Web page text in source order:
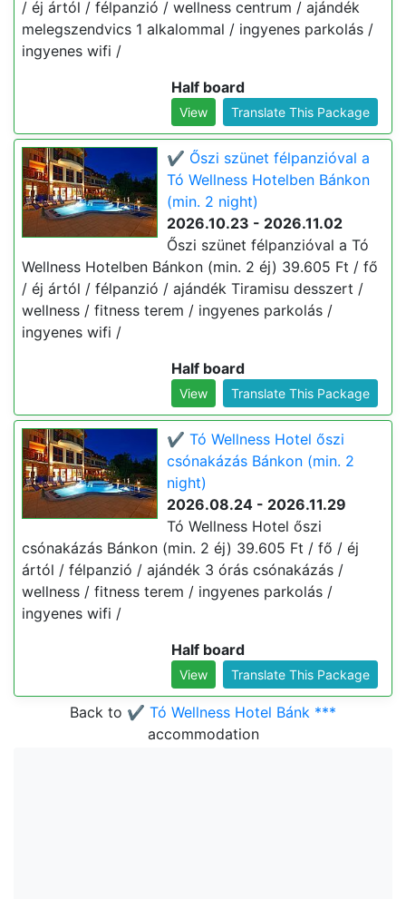
/ éj ártól / félpanzió / wellness centrum / ajándék
melegszendvics 1 alkalommal / ingyenes parkolás /
ingyenes wifi /
Half board
View Translate This Package
✔️ Őszi szünet félpanzióval a
Tó Wellness Hotelben Bánkon
(min. 2 night)
2026.10.23 - 2026.11.02
Őszi szünet félpanzióval a Tó
Wellness Hotelben Bánkon (min. 2 éj) 39.605 Ft / fő
/ éj ártól / félpanzió / ajándék Tiramisu desszert /
wellness / fitness terem / ingyenes parkolás /
ingyenes wifi /
Half board
View Translate This Package
✔️ Tó Wellness Hotel őszi
csónakázás Bánkon (min. 2
night)
2026.08.24 - 2026.11.29
Tó Wellness Hotel őszi
csónakázás Bánkon (min. 2 éj) 39.605 Ft / fő / éj
ártól / félpanzió / ajándék 3 órás csónakázás /
wellness / fitness terem / ingyenes parkolás /
ingyenes wifi /
Half board
View Translate This Package
Back to ✔️ Tó Wellness Hotel Bánk ***
accommodation